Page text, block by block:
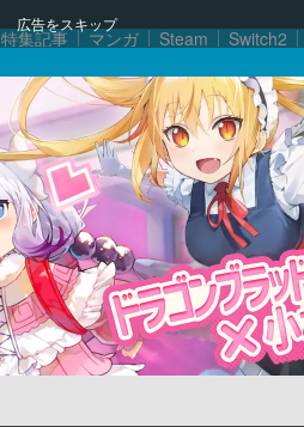
広告をスキップ
特集記事 マンガ Steam Switch2